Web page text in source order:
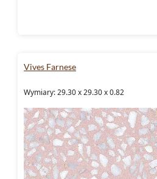
Vives Farnese
Wymiary: 29.30 x 29.30 x 0.82